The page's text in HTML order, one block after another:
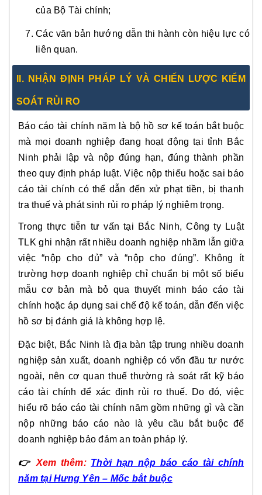
của Bộ Tài chính;
Các văn bản hướng dẫn thi hành còn hiệu lực có
liên quan.
II. NHẬN ĐỊNH PHÁP LÝ VÀ CHIẾN LƯỢC KIỂM
SOÁT RỦI RO
Báo cáo tài chính năm là bộ hồ sơ kế toán bắt buộc
mà mọi doanh nghiệp đang hoạt động tại tỉnh Bắc
Ninh phải lập và nộp đúng hạn, đúng thành phần
theo quy định pháp luật. Việc nộp thiếu hoặc sai báo
cáo tài chính có thể dẫn đến xử phạt tiền, bị thanh
tra thuế và phát sinh rủi ro pháp lý nghiêm trọng.
Trong thực tiễn tư vấn tại Bắc Ninh, Công ty Luật
TLK ghi nhận rất nhiều doanh nghiệp nhầm lẫn giữa
việc “nộp cho đủ” và “nộp cho đúng”. Không ít
trường hợp doanh nghiệp chỉ chuẩn bị một số biểu
mẫu cơ bản mà bỏ qua thuyết minh báo cáo tài
chính hoặc áp dụng sai chế độ kế toán, dẫn đến việc
hồ sơ bị đánh giá là không hợp lệ.
Đặc biệt, Bắc Ninh là địa bàn tập trung nhiều doanh
nghiệp sản xuất, doanh nghiệp có vốn đầu tư nước
ngoài, nên cơ quan thuế thường rà soát rất kỹ báo
cáo tài chính để xác định rủi ro thuế. Do đó, việc
hiểu rõ báo cáo tài chính năm gồm những gì và cần
nộp những báo cáo nào là yêu cầu bắt buộc để
doanh nghiệp bảo đảm an toàn pháp lý.
👉 Xem thêm: Thời hạn nộp báo cáo tài chính
năm tại Hưng Yên – Mốc bắt buộc